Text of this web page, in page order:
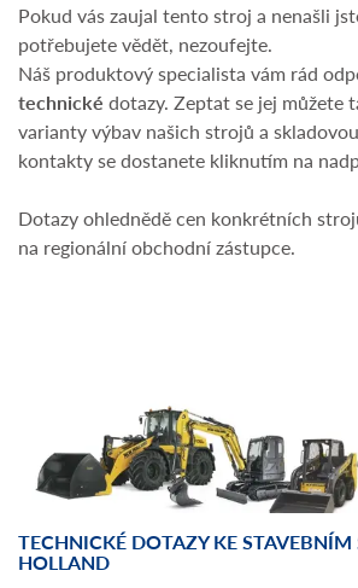
Pokud vás zaujal tento stroj a nenašli
potřebujete vědět, nezoufejte.
Náš produktový specialista vám rád
technické dotazy. Zeptat se jej můžete
varianty výbav našich strojů a
kontakty se dostanete kliknutím na
Dotazy ohlednědě cen konkrétních
na regionální obchodní zástupce.
TECHNICKÉ DOTAZY KE
HOLLAND